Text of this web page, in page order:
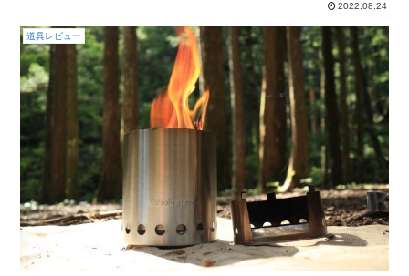
2022.08.24
道具レビュー